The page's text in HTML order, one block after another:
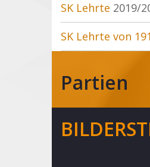
SK Lehrte 2019/
SK Lehrte von
Partien